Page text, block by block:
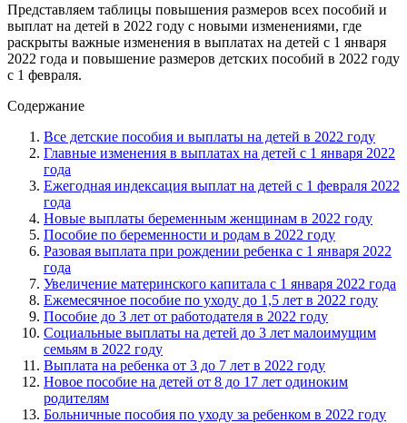
Представляем таблицы повышения размеров всех пособий и
выплат на детей в 2022 году с новыми изменениями, где
раскрыты важные изменения в выплатах на детей с 1 января
2022 года и повышение размеров детских пособий в 2022 году
с 1 февраля.
Содержание
Все детские пособия и выплаты на детей в 2022 году
Главные изменения в выплатах на детей с 1 января 2022
года
Ежегодная индексация выплат на детей с 1 февраля 2022
года
Новые выплаты беременным женщинам в 2022 году
Пособие по беременности и родам в 2022 году
Разовая выплата при рождении ребенка с 1 января 2022
года
Увеличение материнского капитала с 1 января 2022 года
Ежемесячное пособие по уходу до 1,5 лет в 2022 году
Пособие до 3 лет от работодателя в 2022 году
Социальные выплаты на детей до 3 лет малоимущим
семьям в 2022 году
Выплата на ребенка от 3 до 7 лет в 2022 году
Новое пособие на детей от 8 до 17 лет одиноким
родителям
Больничные пособия по уходу за ребенком в 2022 году